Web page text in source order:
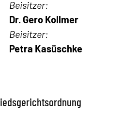
Beisitzer:
Dr. Gero Kollmer
Beisitzer:
Petra Kasüschke